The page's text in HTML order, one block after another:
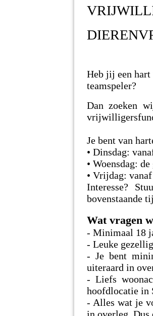
Heb jij een hart
teamspeler?
Dan zoeken
Je bent van
• Dinsdag:
• Woensdag:
• Vrijdag:
Interesse?
bovenstaande
Wat vragen
- Minimaal 18
- Leuke
- Je bent
uiteraard in
- Liefs
hoofdlocatie in
- Alles wat je